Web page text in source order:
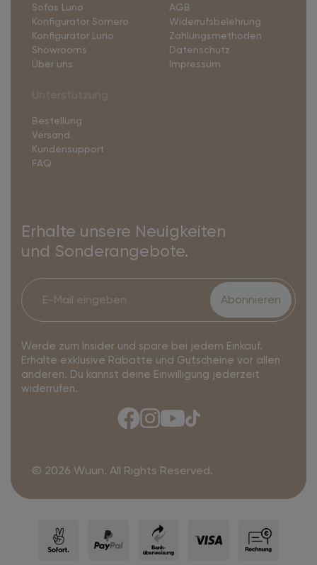
Sofas Luno
Konfigurator Somero
Konfigurator Luno
Showrooms
Über uns
AGB
Widerrufsbelehrung
Zahlungsmethoden
Datenschutz
Impressum
Bestellung
Versand
Kundensupport
FAQ
Erhalte unsere Neuigkeiten
und Sonderangebote.
Abonnieren
Werde zum Insider und spare bei jedem Einkauf.
Erhalte exklusive Rabatte und Gutscheine vor allen
anderen. Du kannst deine Einwilligung jederzeit
widerrufen.
© 2026 Wuun. All Rights Reserved.